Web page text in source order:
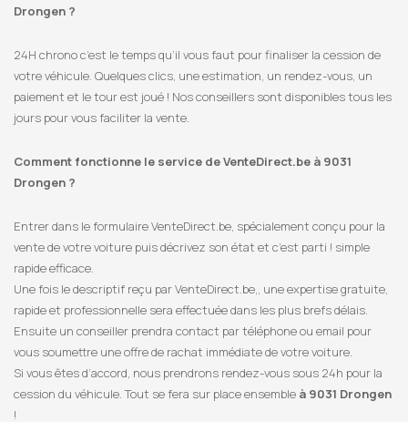
Drongen ?
24H chrono c’est le temps qu’il vous faut pour finaliser la cession de
votre véhicule. Quelques clics, une estimation, un rendez-vous, un
paiement et le tour est joué ! Nos conseillers sont disponibles tous les
jours pour vous faciliter la vente.
Comment fonctionne le service de VenteDirect.be à 9031
Drongen ?
Entrer dans le formulaire VenteDirect.be, spécialement conçu pour la
vente de votre voiture puis décrivez son état et c’est parti ! simple
rapide efficace.
Une fois le descriptif reçu par VenteDirect.be,, une expertise gratuite,
rapide et professionnelle sera effectuée dans les plus brefs délais.
Ensuite un conseiller prendra contact par téléphone ou email pour
vous soumettre une offre de rachat immédiate de votre voiture.
Si vous êtes d’accord, nous prendrons rendez-vous sous 24h pour la
cession du véhicule. Tout se fera sur place ensemble à 9031 Drongen
!